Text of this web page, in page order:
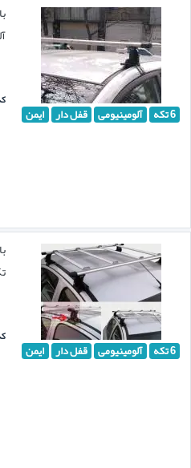
6 تکه آلومینیومی قفل دار ایمن
6 تکه آلومینیومی قفل دار ایمن